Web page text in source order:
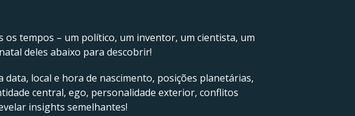
tempos – um político, um inventor, um cientista, um
deles abaixo para descobrir!
local e hora de nascimento, posições planetárias,
central, ego, personalidade exterior, conflitos
insights semelhantes!